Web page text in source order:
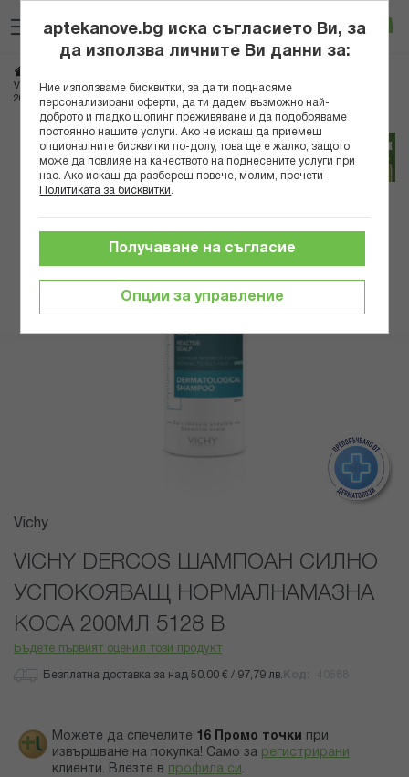
към
съдържанието
Вход
VICHY DERCOS ШАМПОАН СИЛНО УСПОКОЯВАЩ НОРМАЛНАМАЗНА КОСА
200МЛ 5128 B
Преминете
края
галерията
изображенията
Преминете
началото
галерия
със
снимки
Vichy
VICHY DERCOS ШАМПОАН СИЛНО
УСПОКОЯВАЩ НОРМАЛНАМАЗНА
КОСА 200МЛ 5128 B
Бъдете първият оценил този продукт
Безплатна доставка за над 50.00 € / 97,79 лв.
Можете да спечелите 16 Промо точки
при
извършване на покупка! Само за регистрирани
клиенти. Влезте в профила си .
aptekanove.bg иска съгласието Ви, за
да използва личните Ви данни за:
Ние използваме бисквитки, за да ти поднасяме
персонализирани оферти, да ти дадем възможно най-
доброто и гладко шопинг преживяване и да подобряваме
постоянно нашите услуги. Ако не искаш да приемеш
опционалните бисквитки по-долу, това ще е жалко, защото
може да повлияе на качеството на поднесените услуги при
нас. Ако искаш да разбереш повече, молим, прочети
Политиката за бисквитки
Опции за управление
Получаване на съгласие